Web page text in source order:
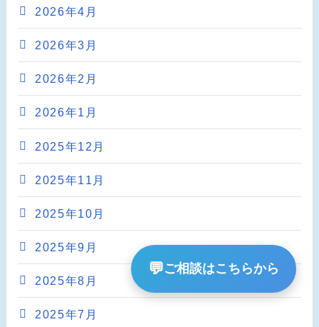
2026年4月
2026年3月
2026年2月
2026年1月
2025年12月
2025年11月
2025年10月
2025年9月
2025年8月
2025年7月
💬ご相談はこちらから